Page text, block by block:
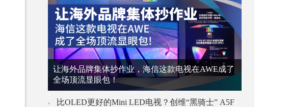
让海外品牌集体抄作业，海信这款电视在AWE成了
全场顶流显眼包！
比OLED更好的Mini LED电视？创维“黑骑士” A5F